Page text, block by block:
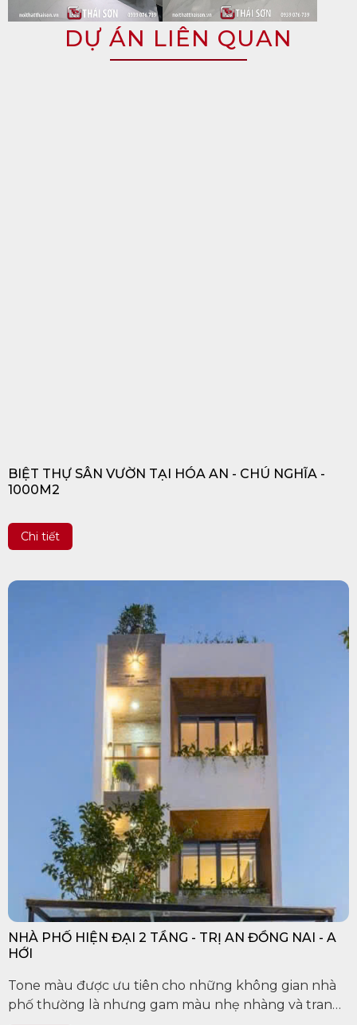
DỰ ÁN LIÊN QUAN
BIỆT THỰ SÂN VƯỜN TẠI HÓA AN - CHÚ NGHĨA -
1000M2
Chi tiết
NHÀ PHỐ HIỆN ĐẠI 2 TẦNG - TRỊ AN ĐỒNG NAI - A
HỚI
Tone màu được ưu tiên cho những không gian nhà
phố thường là nhưng gam màu nhẹ nhàng và trang